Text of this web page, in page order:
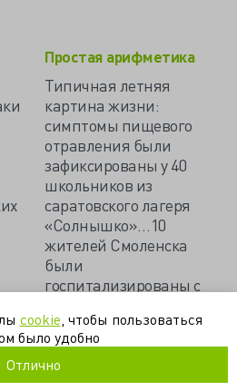
Простая арифметика
Типичная летняя
картина жизни:
симптомы пищевого
отравления были
зафиксированы у 40
школьников из
саратовского лагеря
«Солнышко»…10
жителей Смоленска
были
госпитализированы с
после принятия пищи в
городском кафе…
cookie , чтобы пользоваться
было удобно
Отлично